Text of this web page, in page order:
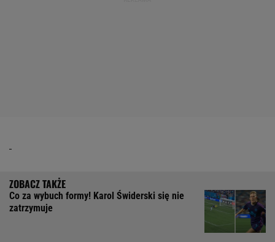
Co za wybuch formy! Karol Świderski się nie
zatrzymuje